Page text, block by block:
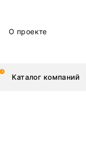
О проекте
Каталог компаний